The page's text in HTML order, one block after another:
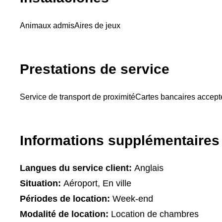
Animaux admisAires de jeux
Prestations de service
Service de transport de proximitéCartes bancaires
Informations supplémentaires
Langues du service client: Anglais
Situation: Aéroport, En ville
Périodes de location: Week-end
Modalité de location: Location de chambres